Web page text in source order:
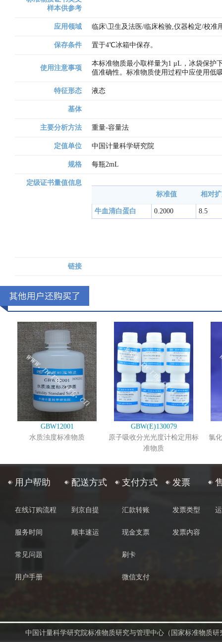
样本供参考
应用领域 临床\卫生及法医/临床检验,仪器检定/校准
保存条件 置于4℃冰箱中保存。
使用注意事项
本标准物质最小取样量为1 μL，冰袋保护
值准确性。标准物质使用过程中应使用低
特征形态 液态
基体
主要分析方法 重量-容量法
定值单位 中国计量科学研究院
规格 每瓶2mL
定级证书量值信息
标准值
相对
牛血清白蛋白 0.2000 8.5
链接
GBW12001
水质浊度标准物质
GBW(E)130079
原子吸收分光光度计检定用标
准物质
氯
用户帮助
在线订购流程
服务时间
常见问题
用户手册
配送方式
到京自提
顺丰速运
支付方式
汇款转账
现金支票
刷卡
微信支付
发票
发票类型
发票内容
中国计量科学研究院标准物质研究与管理中心（国家标准物质